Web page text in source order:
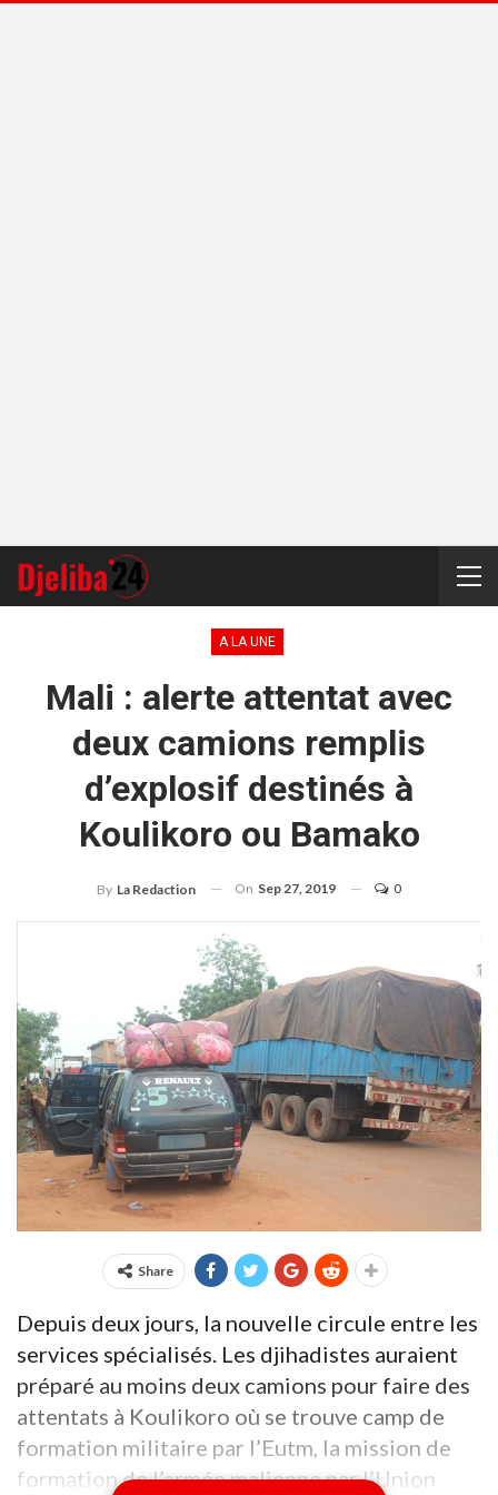
A LA UNE
Mali : alerte attentat avec
deux camions remplis
d’explosif destinés à
Koulikoro ou Bamako
By La Redaction On Sep 27, 2019 0
Share
Depuis deux jours, la nouvelle circule entre les
services spécialisés. Les djihadistes auraient
préparé au moins deux camions pour faire des
attentats à Koulikoro où se trouve camp de
formation militaire par l’Eutm, la mission de
formation de l’armée malienne par l’Union